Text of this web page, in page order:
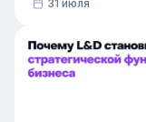
снимает с
рекрутинга –
и системного
31 июля